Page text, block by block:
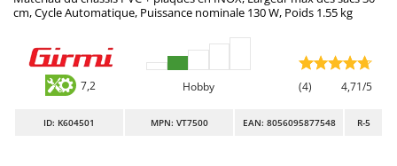
Aspirateurs à cendres
Aspirateurs à feuilles sur roues
Aspirateurs de piscine
Aspirateurs Multifonctions
Atomiseurs agricoles pour tracteurs
Airmec
AL-KO
ALA 2000
Alce
Alpina
cm, Cycle Automatique, Puissance nominale 130 W, Poids 1.55 kg
7,2 Hobby (4) 4,71/5
ID: K604501 MPN: VT7500 EAN: 8056095877548 R-5